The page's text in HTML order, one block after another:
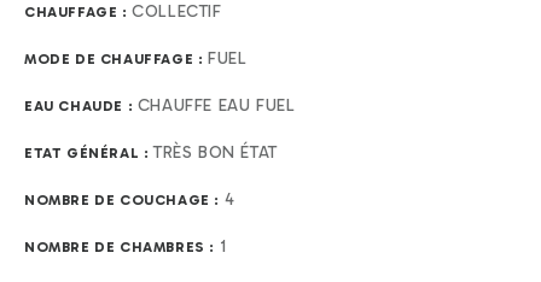
CHAUFFAGE :COLLECTIF
MODE DE CHAUFFAGE : FUEL
EAU CHAUDE : CHAUFFE EAU FUEL
ETAT GÉNÉRAL : TRÈS BON ÉTAT
NOMBRE DE COUCHAGE : 4
NOMBRE DE CHAMBRES : 1